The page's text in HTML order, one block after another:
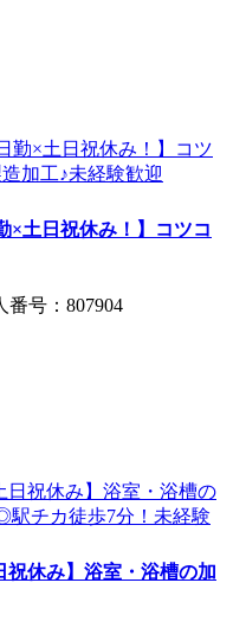
×土日祝休み！】コツコ
号：807904
祝休み】浴室・浴槽の加